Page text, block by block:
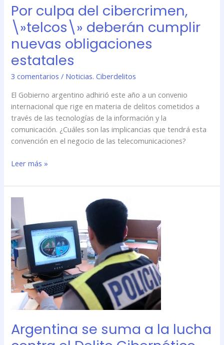
Por culpa del cibercrimen,
\»telcos\» deberán cumplir
nuevas obligaciones
estatales
3 comentarios / Noticias. Ciberdelitos
El Gobierno argentino adhirió este año a un convenio
internacional que rige en materia de delitos cometidos a
través de las tecnologías de la información y la
comunicación. ¿Cuáles son las implicancias que tendrá esta
convención en el negocio de las telecomunicaciones?
Leer más »
Argentina se suma a la lucha
Argentina
suma
a
la
lucha
contra
el
Delito
Cibernético